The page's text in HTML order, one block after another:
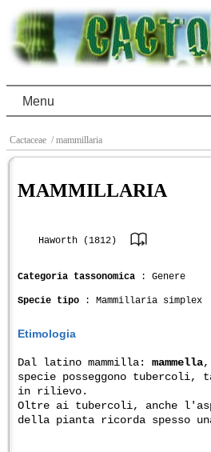
Menu
Cactaceae / mammillaria
MAMMILLARIA
Haworth (1812)
Categoria tassonomica : Genere
Specie tipo : Mammillaria simplex
Etimologia
Dal latino mammilla:mammella,
specie posseggono tubercoli,
in rilievo.
Oltre ai tubercoli, anche
della pianta ricorda spesso una